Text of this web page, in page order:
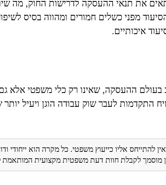
את תנאי ההעסקה לדרישות החוק, מה
מפני כשלים חמורים ומהווה בסיס
איכותיים.
ההעסקה, שאינו רק כלי משפטי אלא גם
התקדמות לעבר שוק עבודה הוגן ויעיל
להתייחס אליו כייעוץ משפטי. כל מקרה הוא ייחודי
מוסמך לקבלת חוות דעת משפטית מקצועית